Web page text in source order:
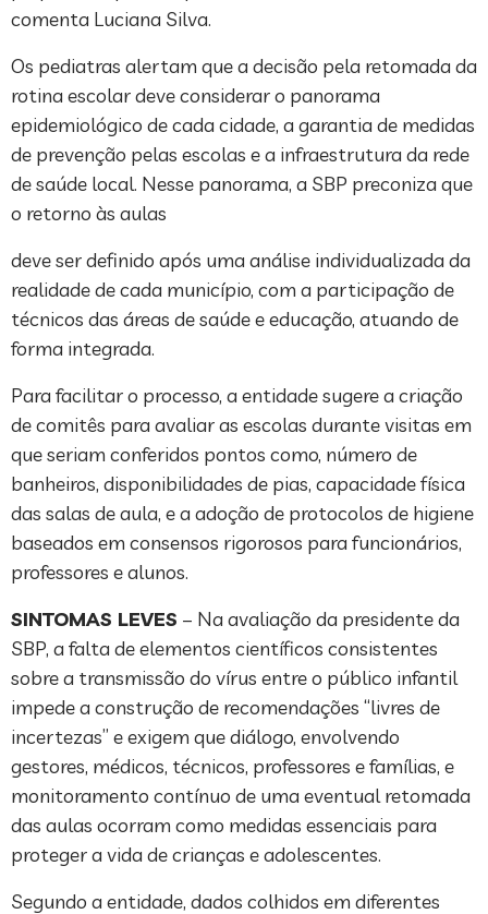
comenta Luciana Silva.
Os pediatras alertam que a decisão pela retomada da
rotina escolar deve considerar o panorama
epidemiológico de cada cidade, a garantia de medidas
de prevenção pelas escolas e a infraestrutura da rede
de saúde local. Nesse panorama, a SBP preconiza que
o retorno às aulas
deve ser definido após uma análise individualizada da
realidade de cada município, com a participação de
técnicos das áreas de saúde e educação, atuando de
forma integrada.
Para facilitar o processo, a entidade sugere a criação
de comitês para avaliar as escolas durante visitas em
que seriam conferidos pontos como, número de
banheiros, disponibilidades de pias, capacidade física
das salas de aula, e a adoção de protocolos de higiene
baseados em consensos rigorosos para funcionários,
professores e alunos.
SINTOMAS LEVES – Na avaliação da presidente da
SBP, a falta de elementos científicos consistentes
sobre a transmissão do vírus entre o público infantil
impede a construção de recomendações “livres de
incertezas” e exigem que diálogo, envolvendo
gestores, médicos, técnicos, professores e famílias, e
monitoramento contínuo de uma eventual retomada
das aulas ocorram como medidas essenciais para
proteger a vida de crianças e adolescentes.
Segundo a entidade, dados colhidos em diferentes